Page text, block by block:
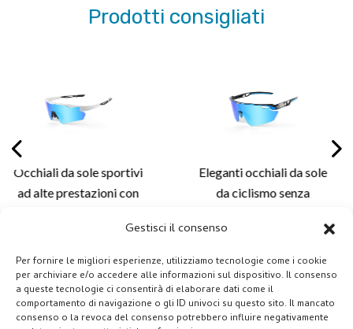
Gestisci il consenso
Per fornire le migliori esperienze, utilizziamo tecnologie come i cookie
per archiviare e/o accedere alle informazioni sul dispositivo. Il consenso
a queste tecnologie ci consentirà di elaborare dati come il
comportamento di navigazione o gli ID univoci su questo sito. Il mancato
consenso o la revoca del consenso potrebbero influire negativamente
Prodotti consigliati
con
delle
-
Eleganti occhiali da sole
da ciclismo senza
leggero e soluzioni di
lenti personalizzate per il
ciclismo e le attività
all'aperto
Occhiali da
premium
di lenti
prestazioni